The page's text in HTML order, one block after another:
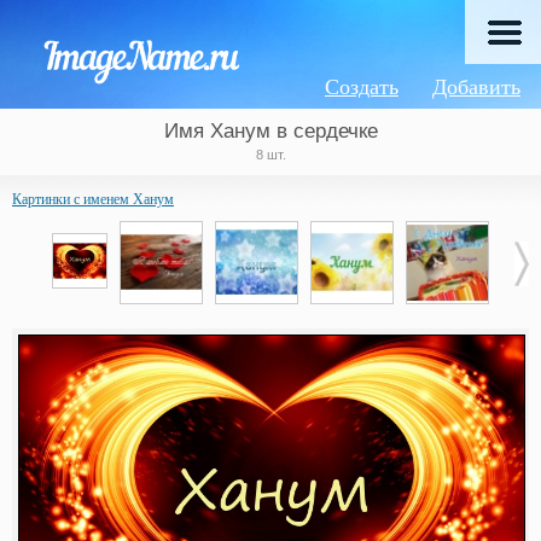
Добавить
Создать
Имя Ханум в сердечке
8 шт.
Картинки с именем Ханум